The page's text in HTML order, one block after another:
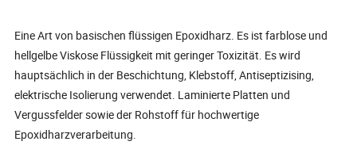
Eine Art von basischen flüssigen Epoxidharz. Es ist farblose und
hellgelbe Viskose Flüssigkeit mit geringer Toxizität. Es wird
hauptsächlich in der Beschichtung, Klebstoff, Antiseptizising,
elektrische Isolierung verwendet. Laminierte Platten und
Vergussfelder sowie der Rohstoff für hochwertige
Epoxidharzverarbeitung.